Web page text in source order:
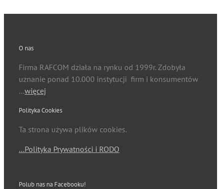
O nas
Firma RAFCOM działa na rynku od 1999r. Zdobyła
uznanie ponad 10.000 instytucji firm i konsumentów
…więcej
Polityka Cookies
Ta strona używa plików cookies.
…Polityka Prywatności i RODO
Polub nas na Facebooku!